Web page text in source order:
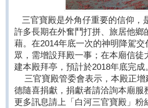
三官寶殿是外角仔重要的信仰，
許多長期在外奮鬥打拼、旅居他
藉。在2014年底一次的神明降駕
眾，需增設拜殿一事；在本廟信
建本殿拜亭，預計於2018年底完成
三官寶殿管委會表示，本殿正
德隨喜捐獻，捐獻者請洽詢本廟服
更多訊息請上「白河三官寶殿」粉